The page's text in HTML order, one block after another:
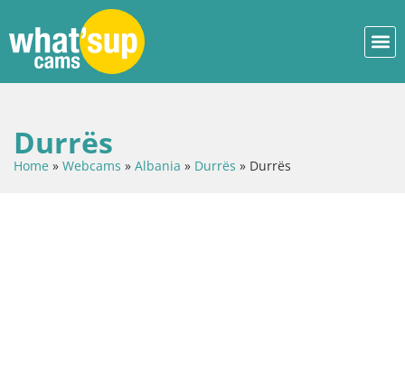
Durrës
Home » Webcams » Albania » Durrës » Durrës